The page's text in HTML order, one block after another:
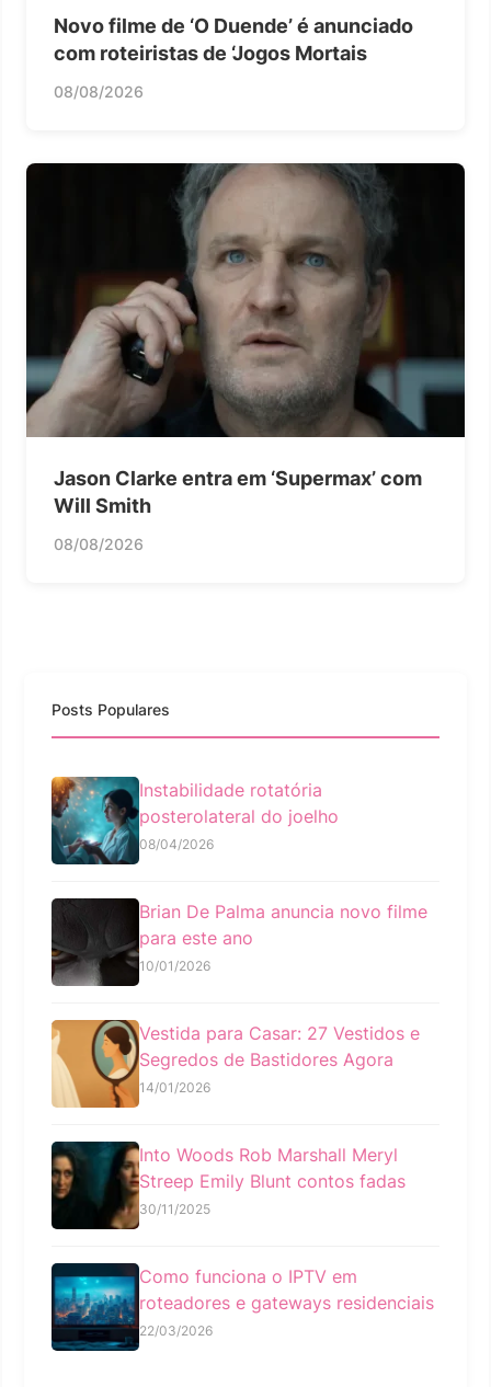
Novo filme de ‘O Duende’ é anunciado
com roteiristas de ‘Jogos Mortais
08/08/2026
Jason Clarke entra em ‘Supermax’ com
Will Smith
08/08/2026
Posts Populares
Instabilidade rotatória
posterolateral do joelho
08/04/2026
Brian De Palma anuncia novo filme
para este ano
10/01/2026
Vestida para Casar: 27 Vestidos e
Segredos de Bastidores Agora
14/01/2026
Into Woods Rob Marshall Meryl
Streep Emily Blunt contos fadas
30/11/2025
Como funciona o IPTV em
roteadores e gateways residenciais
22/03/2026